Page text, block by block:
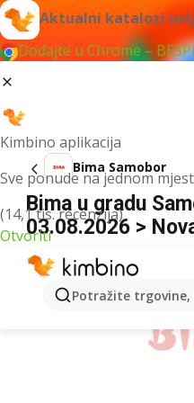
Aktualni katalozi
Dodajte u Chrome –
Kimbino aplikacija
Sve ponude na jednom
(14,1 tis. recenzija)
Otvoriti
Potražite
Bima Samobor
Bima u gradu
03.08.2026 >